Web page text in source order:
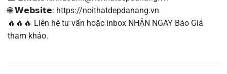
🌐 𝗪𝗲𝗯𝘀𝗶𝘁𝗲: https://noithatdepdanang.vn
🔥🔥🔥 Liên hệ tư vấn hoặc inbox NHẬN NGAY Báo Giá
tham khảo.